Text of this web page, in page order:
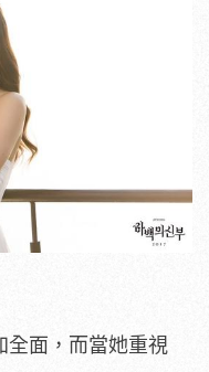
全面，而當她重視